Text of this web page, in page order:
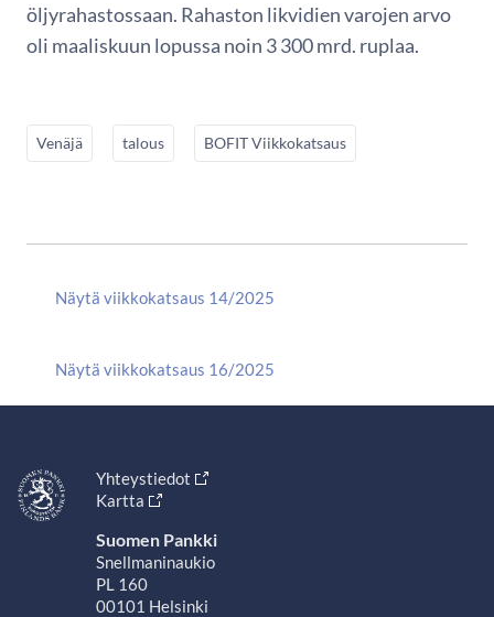
öljyrahastossaan. Rahaston likvidien varojen arvo
oli maaliskuun lopussa noin 3 300 mrd. ruplaa.
Venäjä talous BOFIT Viikkokatsaus
Näytä viikkokatsaus 14/2025
Näytä viikkokatsaus 16/2025
Yhteystiedot
Kartta
Suomen Pankki
Snellmaninaukio
PL 160
00101 Helsinki